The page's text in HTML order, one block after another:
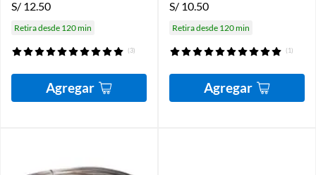
S/ 12.50
Retira desde 120 min
(3)
Agregar
S/ 10.50
Retira desde 120 min
(1)
Agregar